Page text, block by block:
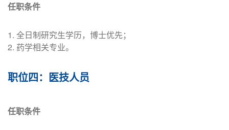
28 小儿心胸外科 硕士学位及以上
29
年保健科
任职条件
1. 全日制研究生学历，博士优先；
2. 药学相关专业。
职位四：医技人员
任职条件